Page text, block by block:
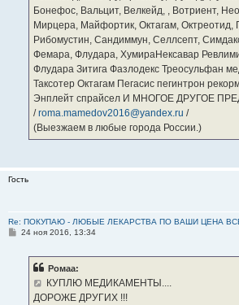
Бонефос, Вальцит, Велкейд, , Вотриент,
Мирцера, Майфортик, Октагам, Октреотид,
Рибомустин, Сандиммун, Селлсепт,
Фемара, Флудара, ХумираНексавар
Флудара Зитига Фазлодекс Треосульфан
Таксотер Октагам Пегасис пегинтрон
Энплейт спрайсел И МНОГОЕ ДРУГОЕ
/roma.mamedov2016@yandex.ru /
(Выезжаем в любые города России.)
Гость
Re: ПОКУПАЮ - ЛЮБЫЕ ЛЕКАРСТВА ПО ВАШИ ЦЕНА
С24 ноя 2016, 13:34
Ромаа:
КУПЛЮ МЕДИКАМЕНТЫ....
ДОРОЖЕ ДРУГИХ !!!